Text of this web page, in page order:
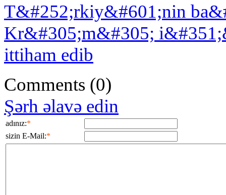
T&#252;rkiy&#601;nin
Kr&#305;m&#305;
ittiham edib
Comments (0)
Şərh əlavə edin
adınız:*
sizin E-Mail:*